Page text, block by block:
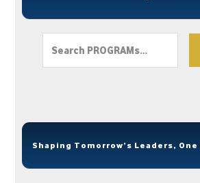
Shaping Tomorrow’s Leaders,